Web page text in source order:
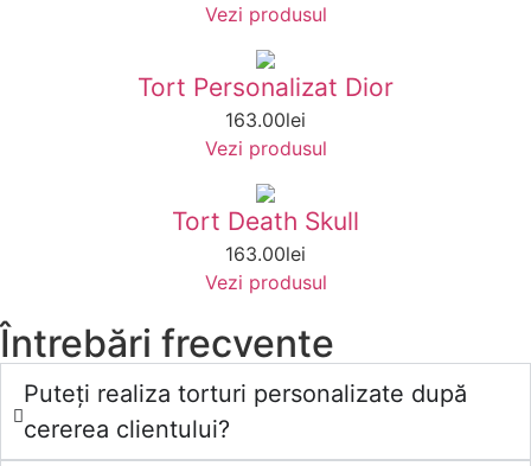
Vezi produsul
Tort Personalizat Dior
163.00lei
Vezi produsul
Tort Death Skull
163.00lei
Vezi produsul
Întrebări frecvente
Puteți realiza torturi personalizate după
cererea clientului?